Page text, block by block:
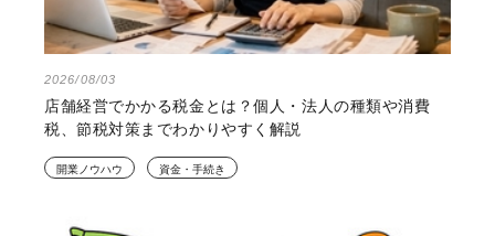
2026/08/03
店舗経営でかかる税金とは？個人・法人の種類や消費
税、節税対策までわかりやすく解説
開業ノウハウ 資金・手続き